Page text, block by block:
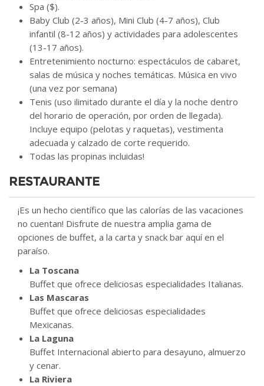
Spa ($).
Baby Club (2-3 años), Mini Club (4-7 años), Club
infantil (8-12 años) y actividades para adolescentes
(13-17 años).
Entretenimiento nocturno: espectáculos de cabaret,
salas de música y noches temáticas. Música en vivo
(una vez por semana)
Tenis (uso ilimitado durante el día y la noche dentro
del horario de operación, por orden de llegada).
Incluye equipo (pelotas y raquetas), vestimenta
adecuada y calzado de corte requerido.
Todas las propinas incluidas!
RESTAURANTE
¡Es un hecho científico que las calorías de las vacaciones
no cuentan! Disfrute de nuestra amplia gama de
opciones de buffet, a la carta y snack bar aquí en el
paraíso.
La Toscana
Buffet que ofrece deliciosas especialidades Italianas.
Las Mascaras
Buffet que ofrece deliciosas especialidades
Mexicanas.
La Laguna
Buffet Internacional abierto para desayuno, almuerzo
y cenar.
La Riviera